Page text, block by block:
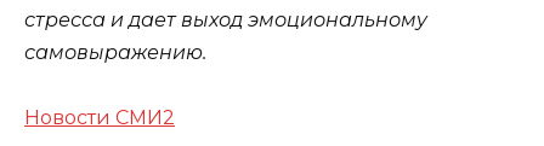
стресса и дает выход эмоциональному
самовыражению.
Новости СМИ2